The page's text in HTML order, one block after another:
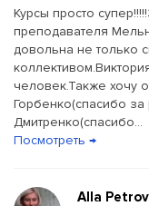
Курсы просто
преподавателя
довольна не только
человек.Также хочу
Горбенко(спасибо
Дмитренко(спасибо...
Посмотреть →
Alla